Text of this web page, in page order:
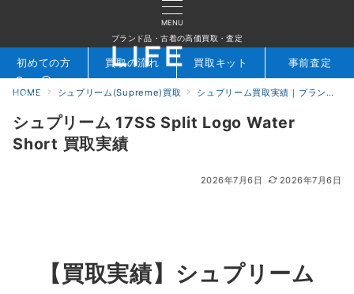
MENU
ブランド品・古着の高価買取・査定
検索 お問合せ
初めての方 買取の流れ 買取キット 事前査定
HOME シュプリーム(Supreme)買取 シュプリーム買取実績｜ブランド専門店LIFE
シュプリーム 17SS Split Logo Water
Short 買取実績
2026年7月6日 2026年7月6日
【買取実績】 シュプリーム